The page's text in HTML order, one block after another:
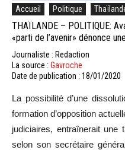
Accueil Politique
THAÏLANDE – POLITIQUE:
«parti de l’avenir» dénonce
Journaliste : Redaction
La source : Gavroche
Date de publication : 18/01/2020
La possibilité d’une
formation d’opposition
judiciaires, entraînerait une
selon son secrétaire